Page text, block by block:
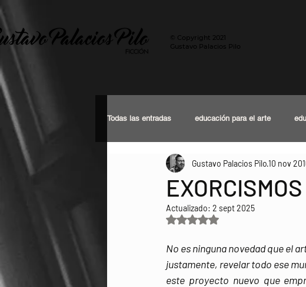
© Copyright 2021
Gustavo Palacios Pilo
Todas las entradas educación para el arte
dirección de actores Tu comunidad
EXORCISMOS
Gustavo Palacios Pilo10 nov
Actualizado: 2 sept 2025
Obtuvo NaN de 5 estrellas.
No es ninguna novedad que el
justamente, revelar todo ese
este proyecto nuevo que